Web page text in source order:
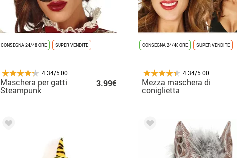
CONSEGNA 24/48 ORE SUPER VENDITE
4.34/5.00
Maschera per gatti
Steampunk
3.99€
CONSEGNA 24/48 ORE SUPER VENDITE
4.34/5.00
Mezza maschera di
coniglietta